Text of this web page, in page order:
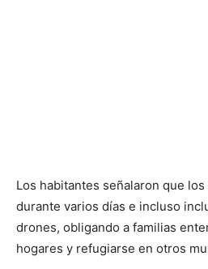
Los habitantes señalaron que
durante varios días e incluso
drones, obligando a familias
hogares y refugiarse en otros